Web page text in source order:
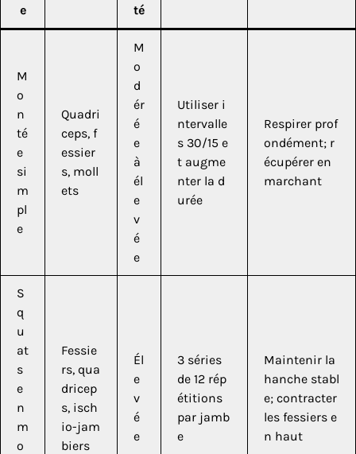
e
té
M
o
n
té
e
si
m
pl
e
Quadri
ceps, f
essier
s, moll
ets
M
o
d
ér
é
e
à
él
e
v
é
e
Utiliser i
ntervalle
s 30/15 e
t augme
nter la d
urée
Respirer prof
ondément; r
écupérer en
marchant
S
q
u
at
s
e
n
m
o
Fessie
rs, qua
dricep
s, isch
io-jam
biers
Él
e
v
é
e
3 séries
de 12 rép
étitions
par jamb
e
Maintenir la
hanche stabl
e; contracter
les fessiers e
n haut